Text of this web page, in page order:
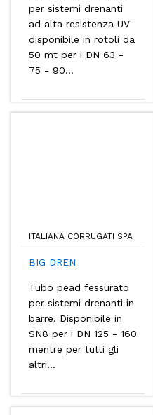
per sistemi drenanti
ad alta resistenza UV
disponibile in rotoli da
50 mt per i DN 63 -
75 - 90...
ITALIANA CORRUGATI SPA
BIG DREN
Tubo pead fessurato
per sistemi drenanti in
barre. Disponibile in
SN8 per i DN 125 - 160
mentre per tutti gli
altri...